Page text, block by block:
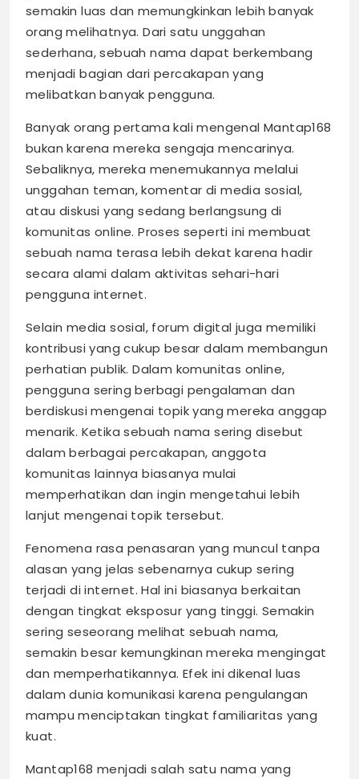
semakin luas dan memungkinkan lebih banyak
orang melihatnya. Dari satu unggahan
sederhana, sebuah nama dapat berkembang
menjadi bagian dari percakapan yang
melibatkan banyak pengguna.
Banyak orang pertama kali mengenal Mantap168
bukan karena mereka sengaja mencarinya.
Sebaliknya, mereka menemukannya melalui
unggahan teman, komentar di media sosial,
atau diskusi yang sedang berlangsung di
komunitas online. Proses seperti ini membuat
sebuah nama terasa lebih dekat karena hadir
secara alami dalam aktivitas sehari-hari
pengguna internet.
Selain media sosial, forum digital juga memiliki
kontribusi yang cukup besar dalam membangun
perhatian publik. Dalam komunitas online,
pengguna sering berbagi pengalaman dan
berdiskusi mengenai topik yang mereka anggap
menarik. Ketika sebuah nama sering disebut
dalam berbagai percakapan, anggota
komunitas lainnya biasanya mulai
memperhatikan dan ingin mengetahui lebih
lanjut mengenai topik tersebut.
Fenomena rasa penasaran yang muncul tanpa
alasan yang jelas sebenarnya cukup sering
terjadi di internet. Hal ini biasanya berkaitan
dengan tingkat eksposur yang tinggi. Semakin
sering seseorang melihat sebuah nama,
semakin besar kemungkinan mereka mengingat
dan memperhatikannya. Efek ini dikenal luas
dalam dunia komunikasi karena pengulangan
mampu menciptakan tingkat familiaritas yang
kuat.
Mantap168 menjadi salah satu nama yang